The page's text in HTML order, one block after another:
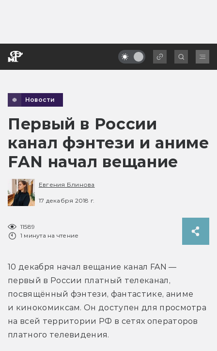
Новости
Первый в России
канал фэнтези и аниме
FAN начал вещание
Евгения Блинова
17 декабря 2018 г.
11589
1 минута на чтение
10 декабря начал вещание канал FAN —
первый в России платный телеканал,
посвящённый фэнтези, фантастике, аниме
и кинокомиксам. Он доступен для просмотра
на всей территории РФ в сетях операторов
платного телевидения.